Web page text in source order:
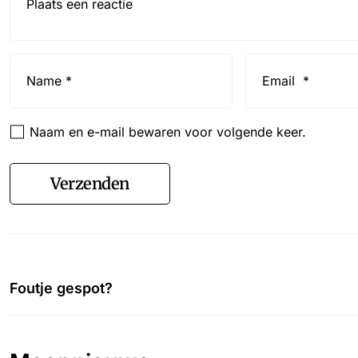
Naam en e-mail bewaren voor volgende keer.
Verzenden
Foutje gespot?